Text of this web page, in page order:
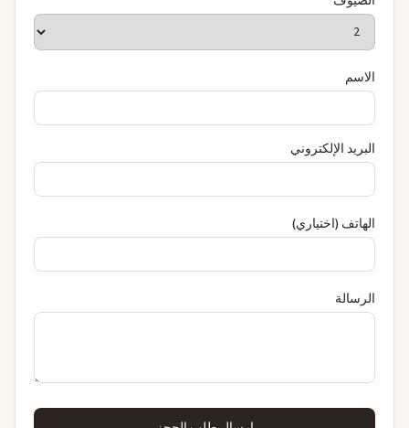
الاسم
البريد الإلكتروني
الهاتف (اختياري)
الرسالة